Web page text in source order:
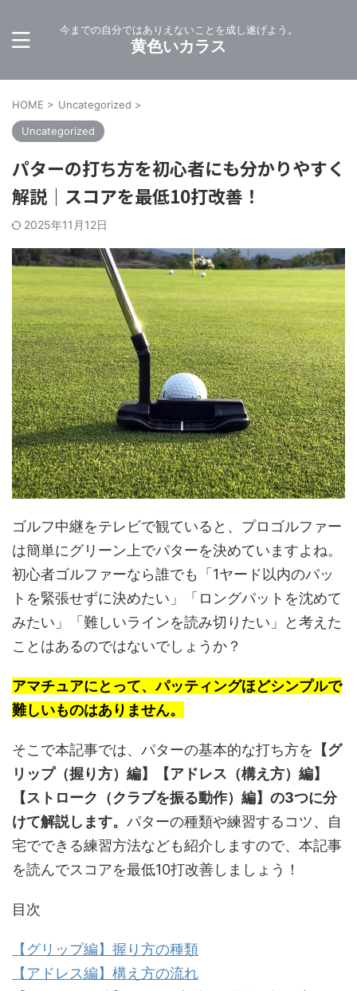
今までの自分ではありえないことを成し遂げよう。
黄色いカラス
HOME > Uncategorized >
Uncategorized
パターの打ち方を初心者にも分かりやすく
解説｜スコアを最低10打改善！
2025年11月12日
ゴルフ中継をテレビで観ていると、プロゴルファー
は簡単にグリーン上でパターを決めていますよね。
初心者ゴルファーなら誰でも「1ヤード以内のパッ
トを緊張せずに決めたい」「ロングパットを沈めて
みたい」「難しいラインを読み切りたい」と考えた
ことはあるのではないでしょうか？
アマチュアにとって、パッティングほどシンプルで
難しいものはありません。
そこで本記事では、パターの基本的な打ち方を 【グ
リップ（握り方）編】【アドレス（構え方）編】
【ストローク（クラブを振る動作）編】の3つに分
けて解説します。 パターの種類や練習するコツ、自
宅でできる練習方法なども紹介しますので、本記事
を読んでスコアを最低10打改善しましょう！
目次
【グリップ編】握り方の種類
【アドレス編】構え方の流れ